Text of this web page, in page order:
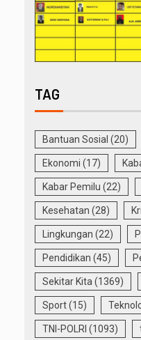
TAG
Bantuan Sosial (20)
Ekonomi (17)
Kabar Pemilu (22)
Kesehatan (28)
Lingkungan (22)
Pendidikan (45)
Sekitar Kita (1369)
Sport(15)
TNI-POLRI (1093)